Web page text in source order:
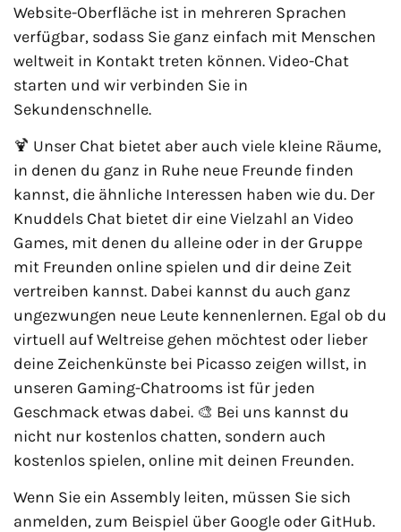
Website-Oberfläche ist in mehreren Sprachen
verfügbar, sodass Sie ganz einfach mit Menschen
weltweit in Kontakt treten können. Video-Chat
starten und wir verbinden Sie in
Sekundenschnelle.
🍹 Unser Chat bietet aber auch viele kleine Räume,
in denen du ganz in Ruhe neue Freunde finden
kannst, die ähnliche Interessen haben wie du. Der
Knuddels Chat bietet dir eine Vielzahl an Video
Games, mit denen du alleine oder in der Gruppe
mit Freunden online spielen und dir deine Zeit
vertreiben kannst. Dabei kannst du auch ganz
ungezwungen neue Leute kennenlernen. Egal ob du
virtuell auf Weltreise gehen möchtest oder lieber
deine Zeichenkünste bei Picasso zeigen willst, in
unseren Gaming-Chatrooms ist für jeden
Geschmack etwas dabei. 🎨 Bei uns kannst du
nicht nur kostenlos chatten, sondern auch
kostenlos spielen, online mit deinen Freunden.
Wenn Sie ein Assembly leiten, müssen Sie sich
anmelden, zum Beispiel über Google oder GitHub.